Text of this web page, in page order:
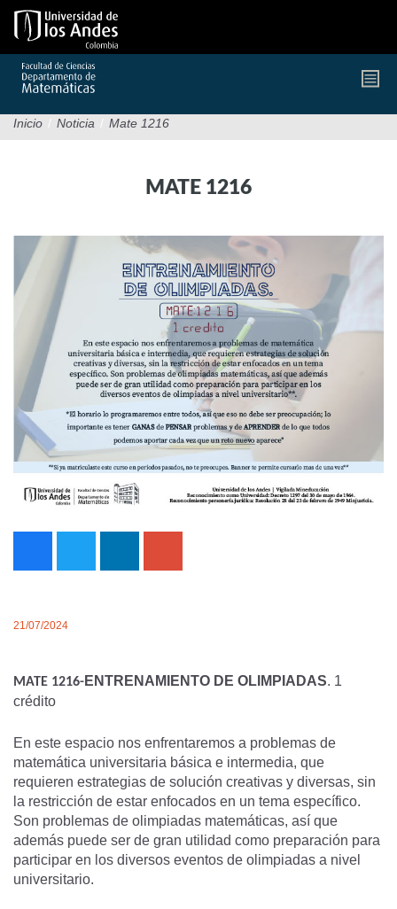
Pasar
contenido
principal
Inicio / Noticia / Mate 1216
MATE 1216
21/07/2024
MATE 1216-ENTRENAMIENTO DE OLIMPIADAS. 1
crédito
En este espacio nos enfrentaremos a problemas de
matemática universitaria básica e intermedia, que
requieren estrategias de solución creativas y diversas, sin
la restricción de estar enfocados en un tema específico.
Son problemas de olimpiadas matemáticas, así que
además puede ser de gran utilidad como preparación para
participar en los diversos eventos de olimpiadas a nivel
universitario.